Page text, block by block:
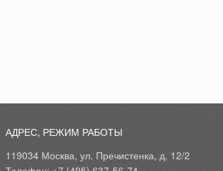
АДРЕС, РЕЖИМ РАБОТЫ
119034 Москва, ул. Пречистенка, д. 12/2